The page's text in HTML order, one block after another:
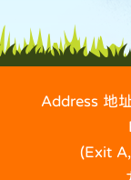
Address 地
(Exit